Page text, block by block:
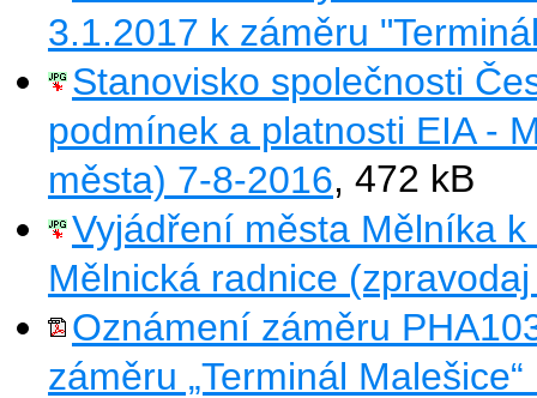
3.1.2017 k záměru
Stanovisko společnosti
podmínek a platnosti EIA -
města) 7-8-2016, 472 kB
Vyjádření města Mělníka
Mělnická radnice
Oznámení záměru
záměru „Terminál Malešice“